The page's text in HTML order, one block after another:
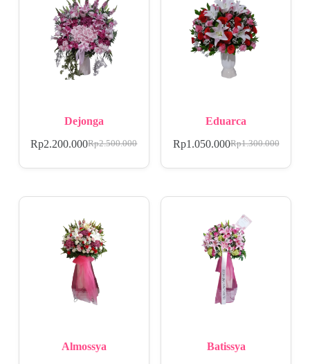
Dejonga
Rp2.500.000
Rp2.200.000
Eduarca
Rp1.300.000
Rp1.050.000
Almossya Batissya